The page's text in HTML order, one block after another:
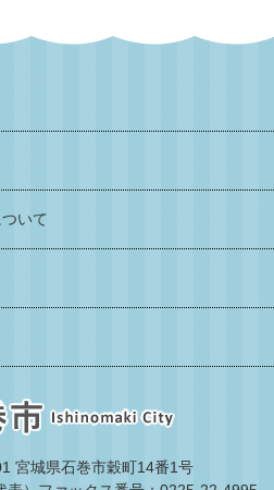
いて
宮城県石巻市穀町14番1号